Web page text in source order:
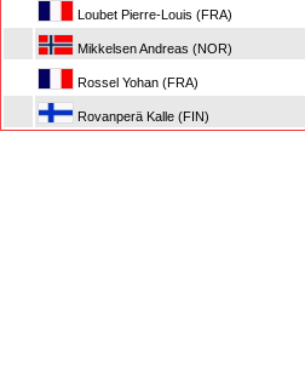
Loubet Pierre-Louis (FRA)
Mikkelsen Andreas (NOR)
Rossel Yohan (FRA)
Rovanperä Kalle (FIN)